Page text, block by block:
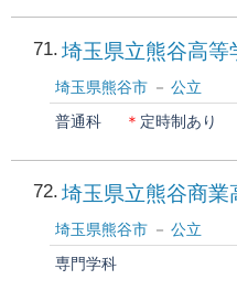
71 埼玉県立熊谷高等
埼玉県熊谷市
公立
普通科
＊ 定時制あり
72 埼玉県立熊谷商業
埼玉県熊谷市
公立
専門学科